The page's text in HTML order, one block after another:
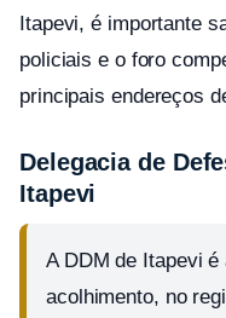
Itapevi, é importante
policiais e o foro
principais endereços
Delegacia de
Itapevi
A DDM de Itapevi
acolhimento, no